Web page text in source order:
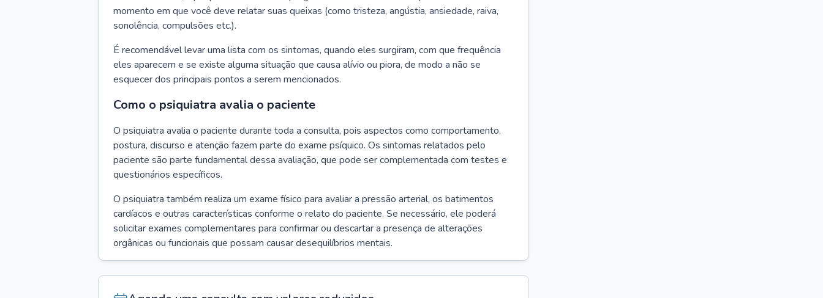
momento em que você deve relatar suas queixas (como tristeza, angústia, ansiedade, raiva,
sonolência, compulsões etc.).
É recomendável levar uma lista com os sintomas, quando eles surgiram, com que frequência
eles aparecem e se existe alguma situação que causa alívio ou piora, de modo a não se
esquecer dos principais pontos a serem mencionados.
Como o psiquiatra avalia o paciente
O psiquiatra avalia o paciente durante toda a consulta, pois aspectos como comportamento,
postura, discurso e atenção fazem parte do exame psíquico. Os sintomas relatados pelo
paciente são parte fundamental dessa avaliação, que pode ser complementada com testes e
questionários específicos.
O psiquiatra também realiza um exame físico para avaliar a pressão arterial, os batimentos
cardíacos e outras características conforme o relato do paciente. Se necessário, ele poderá
solicitar exames complementares para confirmar ou descartar a presença de alterações
orgânicas ou funcionais que possam causar desequilíbrios mentais.